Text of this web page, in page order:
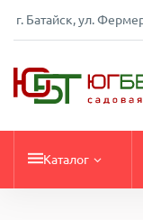
г. Батайск, ул.
Каталог